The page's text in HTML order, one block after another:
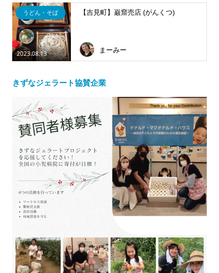
2023.08.13
うどん・そば 【吉見町】巌窟売店 (がんくつ)
まーみー
きずなジェラート協賛企業